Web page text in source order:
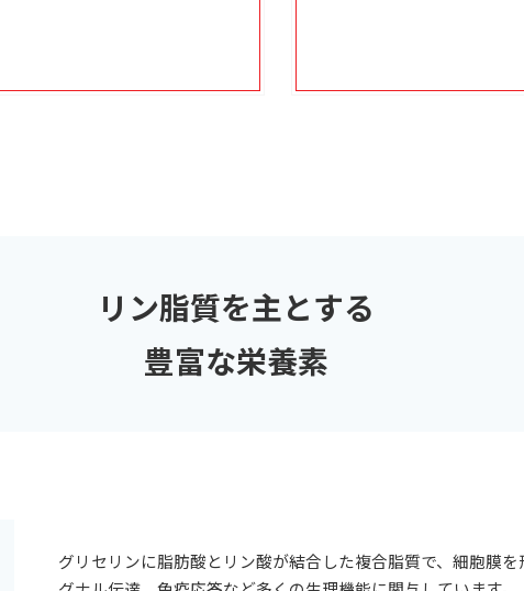
リン脂質を主とする
豊富な栄養素
グリセリンに脂肪酸とリン酸が結合した複合脂質で、細胞膜